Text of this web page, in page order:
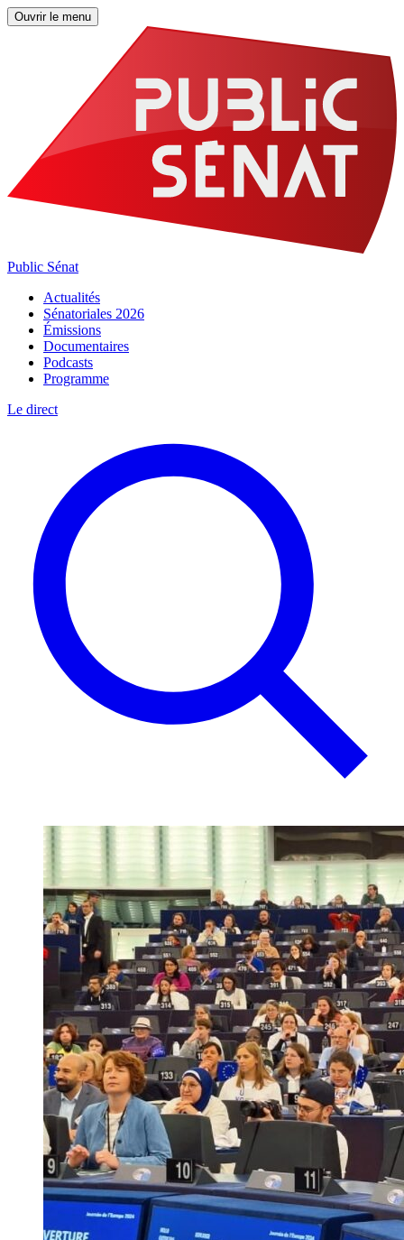
Ouvrir le menu
Public Sénat
Actualités
Sénatoriales 2026
Émissions
Documentaires
Podcasts
Programme
Le direct